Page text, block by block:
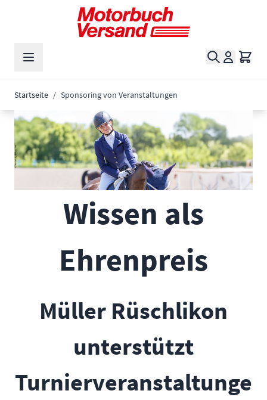
Zum Inhalt springen
Suche
Startseite / Sponsoring von Veranstaltungen
Wissen als
Ehrenpreis
Müller Rüschlikon
unterstützt
Turnierveranstaltunge